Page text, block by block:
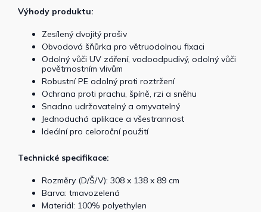
Výhody produktu:
Zesílený dvojitý prošiv
Obvodová šňůrka pro větruodolnou fixaci
Odolný vůči UV záření, vodoodpudivý, odolný vůči
povětrnostním vlivům
Robustní PE odolný proti roztržení
Ochrana proti prachu, špíně, rzi a sněhu
Snadno udržovatelný a omyvatelný
Jednoduchá aplikace a všestrannost
Ideální pro celoroční použití
Technické specifikace:
Rozměry (D/Š/V): 308 x 138 x 89 cm
Barva: tmavozelená
Materiál: 100% polyethylen